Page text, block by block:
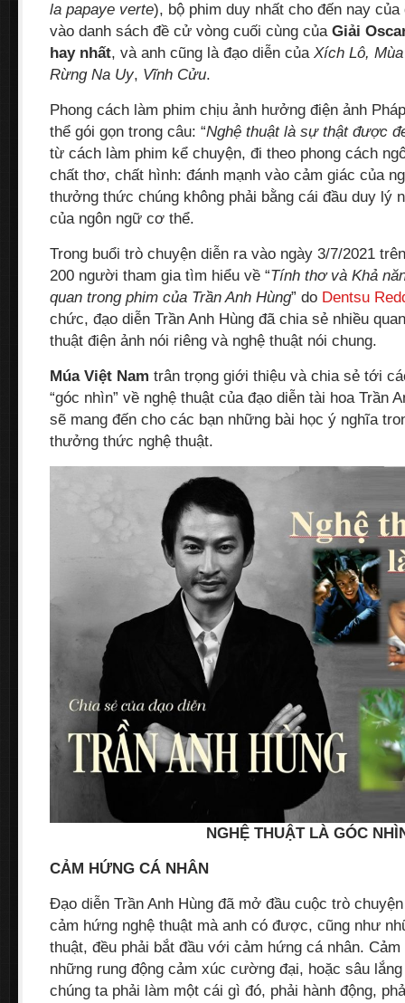
la papaye verte), bộ phim duy nhất cho đến nay
vào danh sách đề cử vòng cuối cùng của Giải
hay nhất, và anh cũng là đạo diễn của Xích Lô,
Rừng Na Uy, Vĩnh Cửu.
Phong cách làm phim chịu ảnh hưởng điện ảnh
thể gói gọn trong câu: “Nghệ thuật là sự thật được
từ cách làm phim kể chuyện, đi theo phong cách
chất thơ, chất hình: đánh mạnh vào cảm giác của
thưởng thức chúng không phải bằng cái đầu duy lý
của ngôn ngữ cơ thể.
Trong buổi trò chuyện diễn ra vào ngày 3/7/2021
200 người tham gia tìm hiểu về “Tính thơ và Khả
quan trong phim của Trần Anh Hùng” do Dentsu
chức, đạo diễn Trần Anh Hùng đã chia sẻ nhiều
thuật điện ảnh nói riêng và nghệ thuật nói chung.
Múa Việt Nam trân trọng giới thiệu và chia sẻ tới
“góc nhìn” về nghệ thuật của đạo diễn tài hoa Trần
sẽ mang đến cho các bạn những bài học ý nghĩa
thưởng thức nghệ thuật.
NGHỆ THUẬT LÀ GÓC
CẢM HỨNG CÁ NHÂN
Đạo diễn Trần Anh Hùng đã mở đầu cuộc trò
cảm hứng nghệ thuật mà anh có được, cũng như
thuật, đều phải bắt đầu với cảm hứng cá nhân.
những rung động cảm xúc cường đại, hoặc sâu
chúng ta phải làm một cái gì đó, phải hành động,